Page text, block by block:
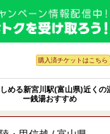
購入済チケットはこちら
める新宮川駅(富山県)近く
ー銭湯おすすめ